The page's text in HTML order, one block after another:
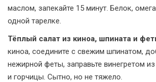
маслом, запекайте 15 минут. Белок,
одной тарелке.
Тёплый салат из киноа, шпината и
киноа, соедините с свежим шпинатом,
нежирной феты, заправьте винегретом
и горчицы. Сытно, но не тяжело.